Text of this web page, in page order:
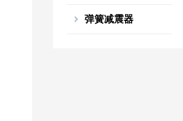
弹簧减震器